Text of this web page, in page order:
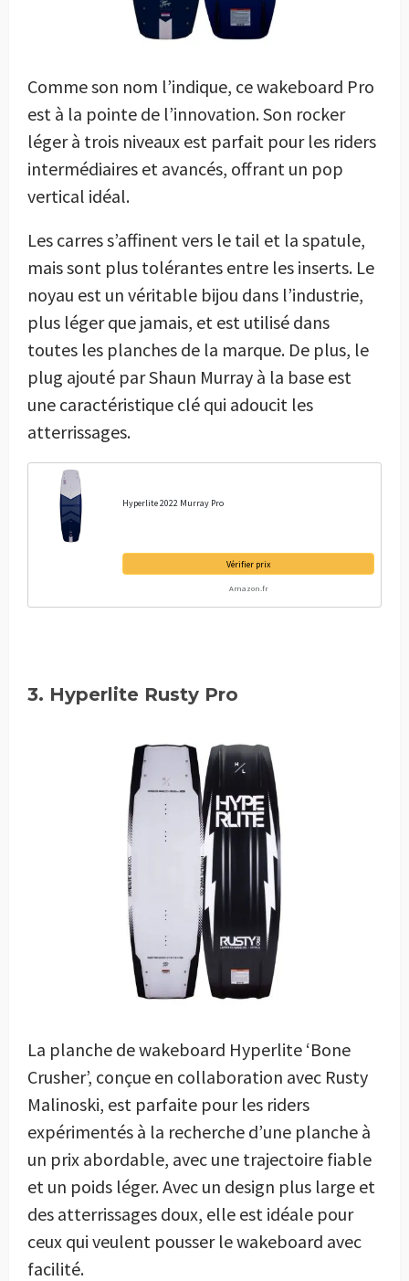
Comme son nom l’indique, ce wakeboard Pro
est à la pointe de l’innovation. Son rocker
léger à trois niveaux est parfait pour les riders
intermédiaires et avancés, offrant un pop
vertical idéal.
Les carres s’affinent vers le tail et la spatule,
mais sont plus tolérantes entre les inserts. Le
noyau est un véritable bijou dans l’industrie,
plus léger que jamais, et est utilisé dans
toutes les planches de la marque. De plus, le
plug ajouté par Shaun Murray à la base est
une caractéristique clé qui adoucit les
atterrissages.
Hyperlite 2022 Murray Pro
Vérifier prix
Amazon.fr
3. Hyperlite Rusty Pro
La planche de wakeboard Hyperlite ‘Bone
Crusher’, conçue en collaboration avec Rusty
Malinoski, est parfaite pour les riders
expérimentés à la recherche d’une planche à
un prix abordable, avec une trajectoire fiable
et un poids léger. Avec un design plus large et
des atterrissages doux, elle est idéale pour
ceux qui veulent pousser le wakeboard avec
facilité.